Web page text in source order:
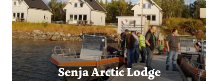
Senja Arctic Lodge